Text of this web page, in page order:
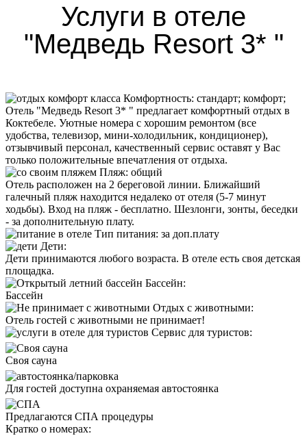
Услуги в отеле
"Медведь Resort 3* "
Комфортность: стандарт; комфорт;
Отель "Медведь Resort 3* " предлагает комфортный отдых в
Коктебеле. Уютные номера с хорошим ремонтом (все
удобства, телевизор, мини-холодильник, кондиционер),
отзывчивый персонал, качественный сервис оставят у Вас
только положительные впечатления от отдыха.
Пляж: общий
Отель расположен на 2 береговой линии. Ближайший
галечный пляж находится недалеко от отеля (5-7 минут
ходьбы). Вход на пляж - бесплатно. Шезлонги, зонты, беседки
- за дополнительную плату.
Тип питания: за доп.плату
Дети:
Дети принимаются любого возраста. В отеле есть своя детская
площадка.
Бассейн:
Бассейн
Отдых с животными:
Отель гостей с животными не принимает!
Сервис для туристов:
Cвоя сауна
Для гостей доступна охраняемая автостоянка
Предлагаются СПА процедуры
Кратко о номерах: